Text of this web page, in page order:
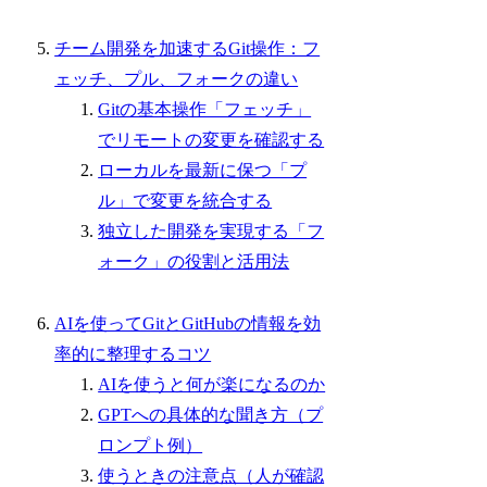
チーム開発を加速するGit操作：フ
ェッチ、プル、フォークの違い
Gitの基本操作「フェッチ」
でリモートの変更を確認する
ローカルを最新に保つ「プ
ル」で変更を統合する
独立した開発を実現する「フ
ォーク」の役割と活用法
AIを使ってGitとGitHubの情報を効
率的に整理するコツ
AIを使うと何が楽になるのか
GPTへの具体的な聞き方（プ
ロンプト例）
使うときの注意点（人が確認